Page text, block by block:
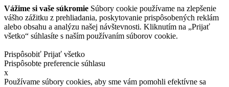
Vážime si vaše súkromie Súbory cookie používame na zlepšenie
vášho zážitku z prehliadania, poskytovanie prispôsobených reklám
alebo obsahu a analýzu našej návštevnosti. Kliknutím na „Prijať
všetko“ súhlasíte s naším používaním súborov cookie.
Prispôsobiť Prijať všetko
Prispôsobte preferencie súhlasu
x
Používame súbory cookies, aby sme vám pomohli efektívne sa